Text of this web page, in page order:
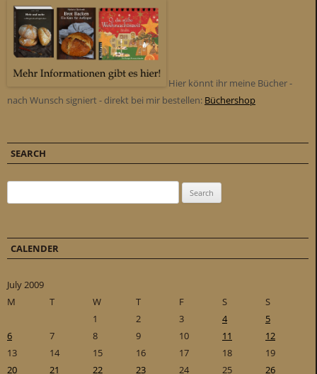
Hier könnt ihr meine Bücher -
nach Wunsch signiert - direkt bei mir bestellen: Büchershop
SEARCH
CALENDER
July 2009
M
T W T F S
S
1
2 3 4
5
6
7 8 9 10 11
12
13
14 15 16 17 18
19
20
21 22 23 24 25
26